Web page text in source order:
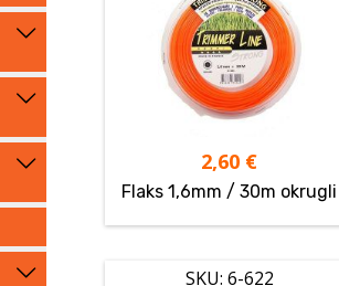
2,60 €
Flaks 1,6mm / 30m okrugli
SKU: 6-622